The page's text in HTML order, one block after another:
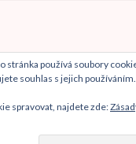
stránka používá soubory
souhlas s jejich používáním.
spravovat, najdete zde: